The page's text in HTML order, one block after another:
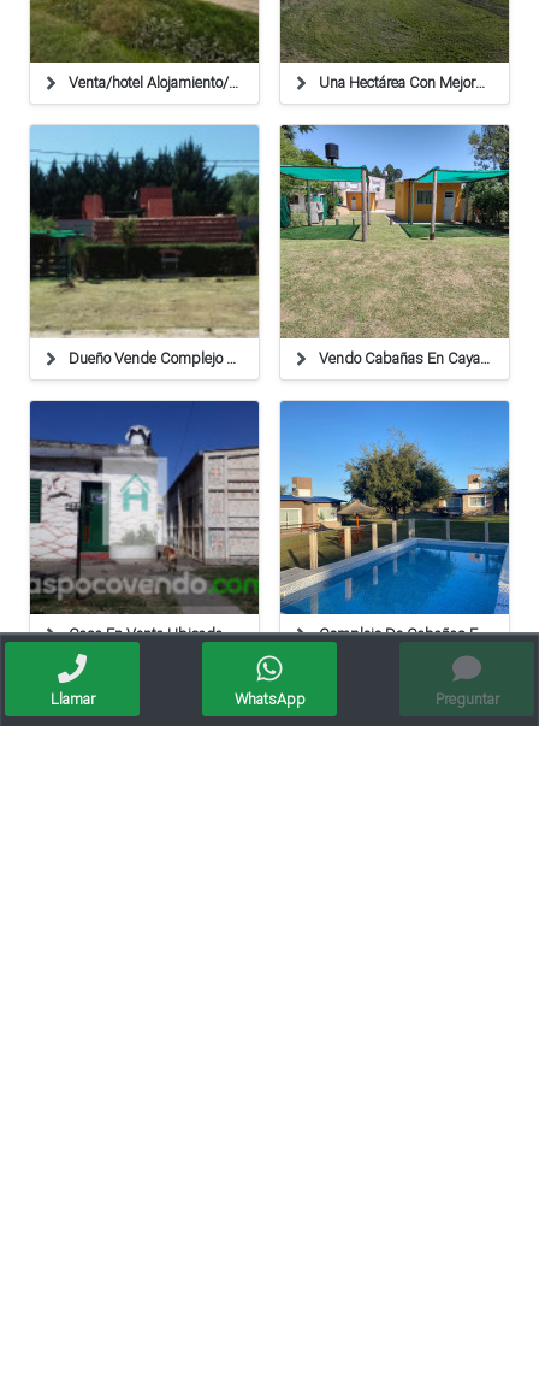
Venta/hotel Alojamiento/ruta 34 Una Hectárea Con Mejoras En Autovía Ruta 34 Km 211 Antes De Llegar A Susana.-
Dueño Vende Complejo De 4 Cabañas En San Luis, Potrero Los Funes Vendo Cabañas En Cayasta Listas Para Tabajar
Casa En Venta Ubicada En Calle San Lorenzo 1245 Complejo De Cabañas En Cordoba
Llamar WhatsApp Preguntar